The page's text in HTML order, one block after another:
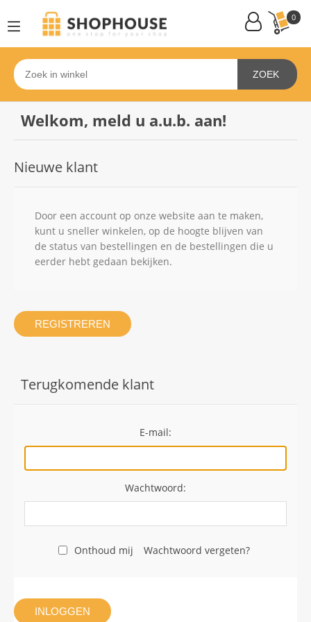
0
ZOEK
Welkom, meld u a.u.b. aan!
Nieuwe klant
Door een account op onze website aan te maken,
kunt u sneller winkelen, op de hoogte blijven van
de status van bestellingen en de bestellingen die u
eerder hebt gedaan bekijken.
REGISTREREN
Terugkomende klant
E-mail:
Wachtwoord:
Onthoud mij Wachtwoord vergeten?
INLOGGEN